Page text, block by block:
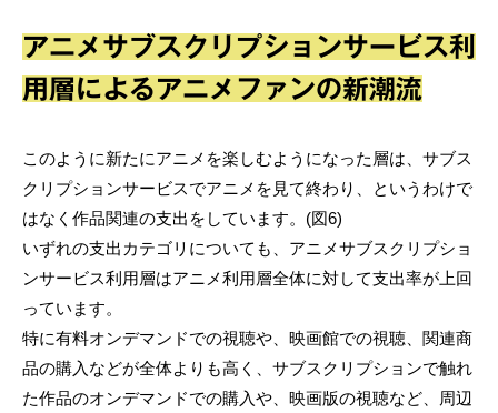
アニメサブスクリプションサービス利
用層によるアニメファンの新潮流
このように新たにアニメを楽しむようになった層は、サブス
クリプションサービスでアニメを見て終わり、というわけで
はなく作品関連の支出をしています。(図6)
いずれの支出カテゴリについても、アニメサブスクリプショ
ンサービス利用層はアニメ利用層全体に対して支出率が上回
っています。
特に有料オンデマンドでの視聴や、映画館での視聴、関連商
品の購入などが全体よりも高く、サブスクリプションで触れ
た作品のオンデマンドでの購入や、映画版の視聴など、周辺